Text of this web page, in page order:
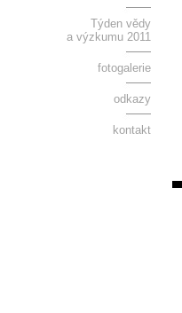
Týden vědy
a výzkumu 2011
fotogalerie
odkazy
kontakt